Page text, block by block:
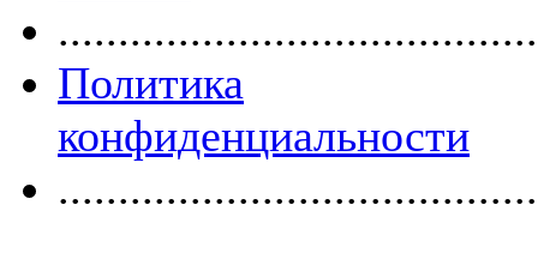
Политика
конфиденциальности